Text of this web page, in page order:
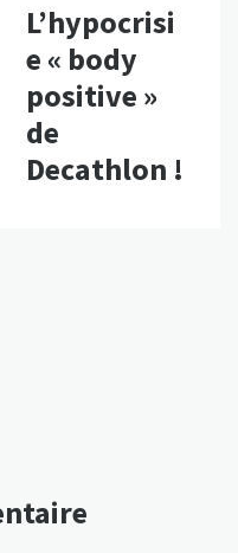
L’hypocrisi
e « body
positive »
de
Decathlon !